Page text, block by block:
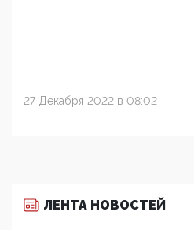
27 Декабря 2022 в 08:02
ЛЕНТА НОВОСТЕЙ